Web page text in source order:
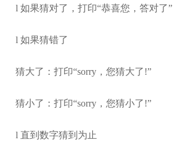
l 如果猜对了，打印“恭喜您，答对了”
l 如果猜错了
猜大了：打印“sorry，您猜大了!”
猜小了：打印“sorry，您猜小了!”
l 直到数字猜到为止